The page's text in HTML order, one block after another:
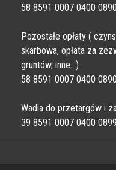
58 8591 0007 0400
Pozostałe opłaty (
skarbowa, opłata za
gruntów, inne…)
58 8591 0007 0400
Wadia do przetargów i
39 8591 0007 0400